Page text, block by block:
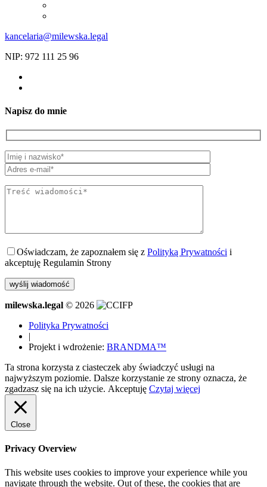
kancelaria@milewska.legal
NIP: 972 111 25 96
Napisz do mnie
Oświadczam, że zapoznałem się z Polityką Prywatności i
akceptuję Regulamin Strony
milewska.legal © 2026
Polityka Prywatności
|
Projekt i wdrożenie: BRANDMA™
Ta strona korzysta z ciasteczek aby świadczyć usługi na
najwyższym poziomie. Dalsze korzystanie ze strony oznacza, że
zgadzasz się na ich użycie. Akceptuję Czytaj więcej
Close
Privacy Overview
This website uses cookies to improve your experience while you
navigate through the website. Out of these, the cookies that are